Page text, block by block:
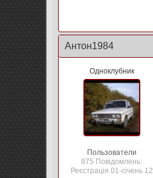
Антон1984
Одноклубник
Пользователи
875 Повідомлень:
Реєстрація 01-січень 12